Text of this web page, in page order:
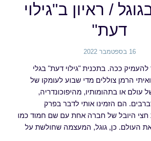
/ ראיון ב"גילוי
דעת"
16 בספטמבר 2022
ככה. בתכנית "גילוי דעת" בגלי
הרמן צוללים מדי שבוע לעומקו של
עולם או בתהומותיו, מהיפוכונדריה,
הם הזמינו אותי לדבר בפרק
חצי היובל של חברה אחת עם שם חמוד כמו
העולם. כן, גוגל, המעצמה שחולשת על